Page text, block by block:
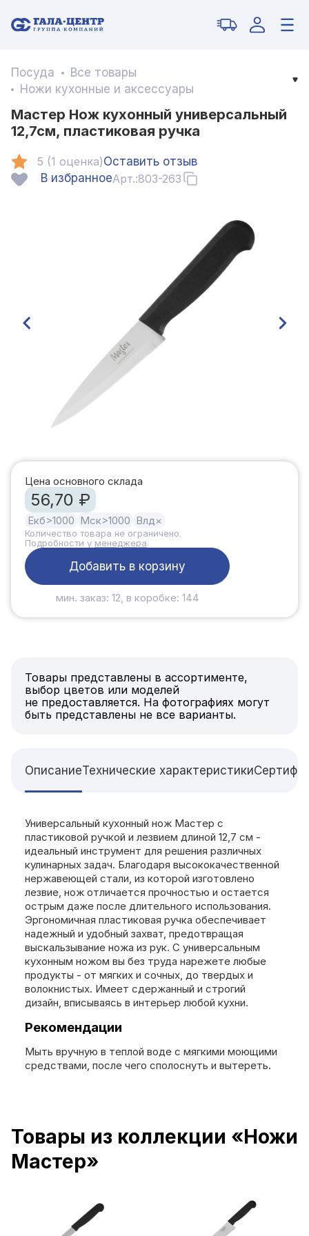
Посуда
Все товары
Ножи кухонные и аксессуары
Мастер Нож кухонный универсальный
12,7см, пластиковая ручка
5 (1 оценка)Оставить отзыв
В избранноеАрт.:803-263
Цена основного склада
56,70 ₽
Екб>1000 Мск>1000 Влд ×
Количество товара не ограничено.
Подробности у менеджера.
Добавить в корзину
мин. заказ: 12, в коробке: 144
Товары представлены в ассортименте,
выбор цветов или моделей
не предоставляется. На фотографиях могут
быть представлены не все варианты.
ОписаниеТехнические характеристики
Универсальный кухонный нож Мастер с
пластиковой ручкой и лезвием длиной 12,7 см -
идеальный инструмент для решения различных
кулинарных задач. Благодаря высококачественной
нержавеющей стали, из которой изготовлено
лезвие, нож отличается прочностью и остается
острым даже после длительного использования.
Эргономичная пластиковая ручка обеспечивает
надежный и удобный захват, предотвращая
выскальзывание ножа из рук. С универсальным
кухонным ножом вы без труда нарежете любые
продукты - от мягких и сочных, до твердых и
волокнистых. Имеет сдержанный и строгий
дизайн, вписываясь в интерьер любой кухни.
Рекомендации
Мыть вручную в теплой воде с мягкими моющими
средствами, после чего сполоснуть и вытереть.
Товары из коллекции «Ножи
Мастер»